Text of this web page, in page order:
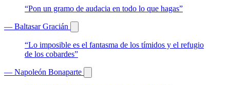
“Pon un gramo de audacia en todo lo que hagas”
— Baltasar Gracián
“Lo imposible es el fantasma de los tímidos y el refugio
de los cobardes”
— Napoleón Bonaparte